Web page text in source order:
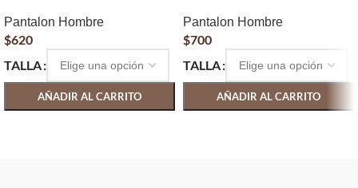
Pantalon Hombre
$620
TALLA
AÑADIR AL CARRITO
Pantalon Hombre
$700
TALLA
AÑADIR AL CARRITO